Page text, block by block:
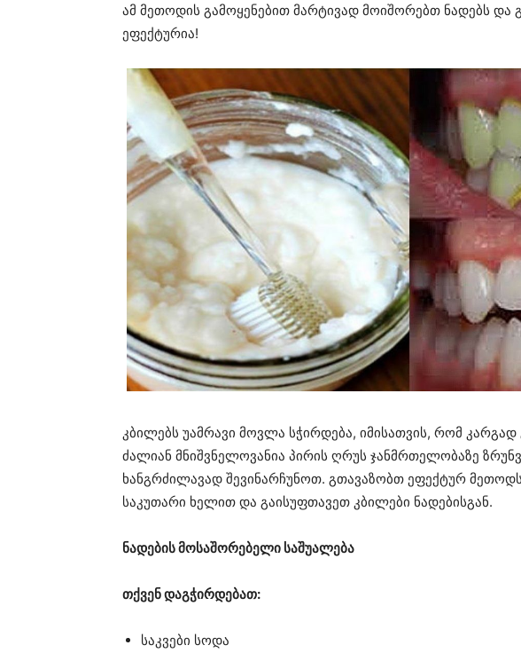
ამ მეთოდის გამოყენებით მარტივად მოიშორებთ ნადებს და
ეფექტურია!
კბილებს უამრავი მოვლა სჭირდება, იმისათვის, რომ
ძალიან მნიშვნელოვანია პირის ღრუს ჯანმრთელობაზე
ხანგრძილავად შევინარჩუნოთ. გთავაზობთ ეფექტურ
საკუთარი ხელით და გაისუფთავეთ კბილები ნადებისგან.
ნადების მოსაშორებელი საშუალება
თქვენ დაგჭირდებათ:
საკვები სოდა